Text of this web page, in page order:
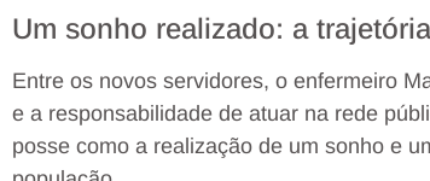
Um sonho realizado: a
Entre os novos servidores, o enfermeiro
e a responsabilidade de atuar na rede
posse como a realização de um sonho e